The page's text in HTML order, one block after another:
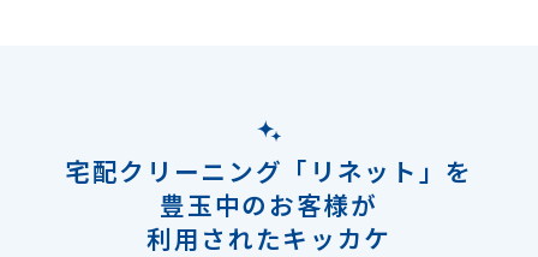
宅配クリーニング「リネット」を
豊玉中のお客様が
利用されたキッカケ